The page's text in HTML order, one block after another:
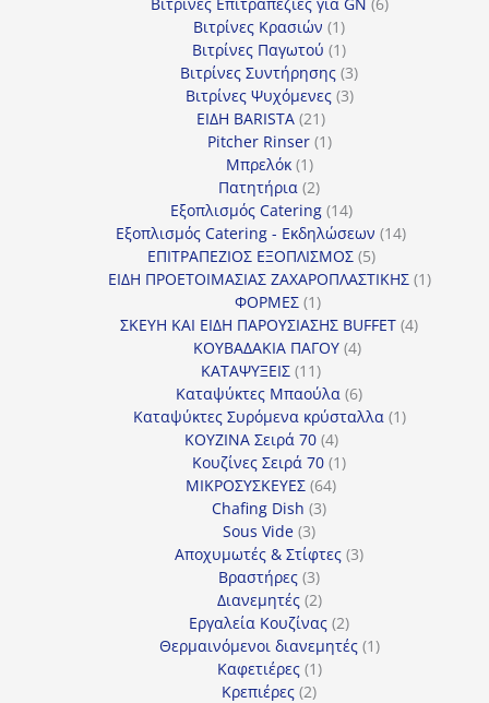
Βιτρίνες Κρασιών 11
προϊόν
Βιτρίνες Παγωτού 11
προϊόν
Βιτρίνες Συντήρησης 33
προϊόντα
Βιτρίνες Ψυχόμενες 33
ΕΙΔΗ BARISTA 2121
προϊόντα
Pitcher Rinser 11
Μπρελόκ 11
προϊόν
Πατητήρια 22
προϊόντα
Εξοπλισμός Catering 1414
προϊόντα
Εξοπλισμός Catering - Εκδηλώσεων 1414
ΕΠΙΤΡΑΠΕΖΙΟΣ ΕΞΟΠΛΙΣΜΟΣ 55
προϊόντα
ΕΙΔΗ ΠΡΟΕΤΟΙΜΑΣΙΑΣ ΖΑΧΑΡΟΠΛΑΣΤΙΚΗΣ 11
ΦΟΡΜΕΣ 11
προϊόν
ΣΚΕΥΗ ΚΑΙ ΕΙΔΗ ΠΑΡΟΥΣΙΑΣΗΣ BUFFET 44
ΚΟΥΒΑΔΑΚΙΑ ΠΑΓΟΥ 44
ΚΑΤΑΨΥΞΕΙΣ 1111
προϊόντα
Καταψύκτες Μπαούλα 66
προϊόντα
Καταψύκτες Συρόμενα κρύσταλλα 11
ΚΟΥΖΙΝΑ Σειρά 70 44
προϊόντα
Κουζίνες Σειρά 70 11
ΜΙΚΡΟΣΥΣΚΕΥΕΣ 6464
Chafing Dish 33
Sous Vide 33
προϊόντα
Αποχυμωτές & Στίφτες 33
Βραστήρες 33
προϊόντα
Διανεμητές 22
προϊόντα
Εργαλεία Κουζίνας 22
προϊόντα
Θερμαινόμενοι διανεμητές 11
Καφετιέρες 11
προϊόν
Κρεπιέρες 22